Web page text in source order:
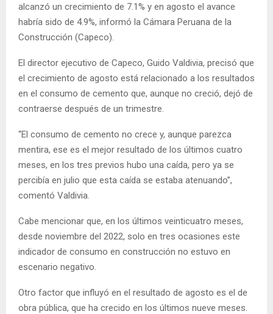
alcanzó un crecimiento de 7.1% y en agosto el avance
habría sido de 4.9%, informó la Cámara Peruana de la
Construcción (Capeco).
El director ejecutivo de Capeco, Guido Valdivia, precisó que
el crecimiento de agosto está relacionado a los resultados
en el consumo de cemento que, aunque no creció, dejó de
contraerse después de un trimestre.
“El consumo de cemento no crece y, aunque parezca
mentira, ese es el mejor resultado de los últimos cuatro
meses, en los tres previos hubo una caída, pero ya se
percibía en julio que esta caída se estaba atenuando”,
comentó Valdivia.
Cabe mencionar que, en los últimos veinticuatro meses,
desde noviembre del 2022, solo en tres ocasiones este
indicador de consumo en construcción no estuvo en
escenario negativo.
Otro factor que influyó en el resultado de agosto es el de
obra pública, que ha crecido en los últimos nueve meses.